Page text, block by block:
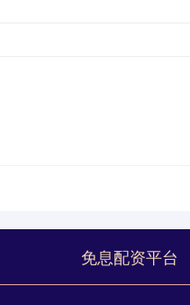
免息配资平台